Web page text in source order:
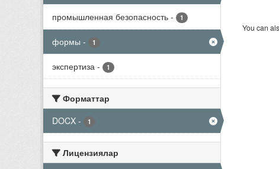
промышленная безопасность - 1
формы - 1
экспертиза - 1
Форматтар
DOCX - 1
Лицензиялар
You can